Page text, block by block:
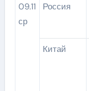
09.11
ср
Россия
Китай